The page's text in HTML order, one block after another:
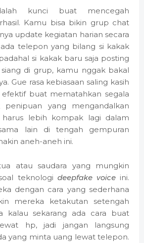
kunci buat mencegah
Kamu bisa bikin grup chat
update kegiatan harian secara
telepon yang bilang si kakak
si kakak baru saja posting
di grup, kamu nggak bakal
Gue rasa kebiasaan saling kasih
efektif buat mematahkan segala
yang mengandalkan
harus lebih kompak lagi dalam
lain di tengah gempuran
aneh-aneh ini.
atau saudara yang mungkin
teknologi deepfake voiceini.
dengan cara yang sederhana
mereka ketakutan setengah
kalau sekarang ada cara buat
hp, jadi jangan langsung
yang minta uang lewat telepon.